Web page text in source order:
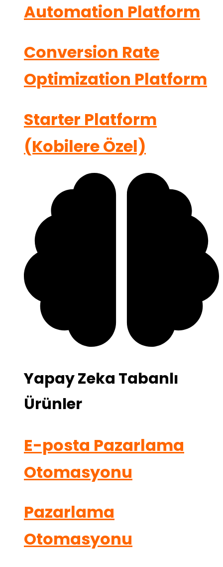
Automation Platform
Conversion Rate
Optimization Platform
Starter Platform
(Kobilere Özel)
Yapay Zeka Tabanlı
Ürünler
E-posta Pazarlama
Otomasyonu
Pazarlama
Otomasyonu